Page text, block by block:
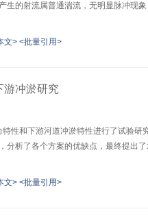
生的射流属普通湍流，无明显脉冲现
文> <批量引用>
游冲淤研究
性和下游河道冲淤特性进行了试验
分析了各个方案的优缺点，最终提出
文> <批量引用>